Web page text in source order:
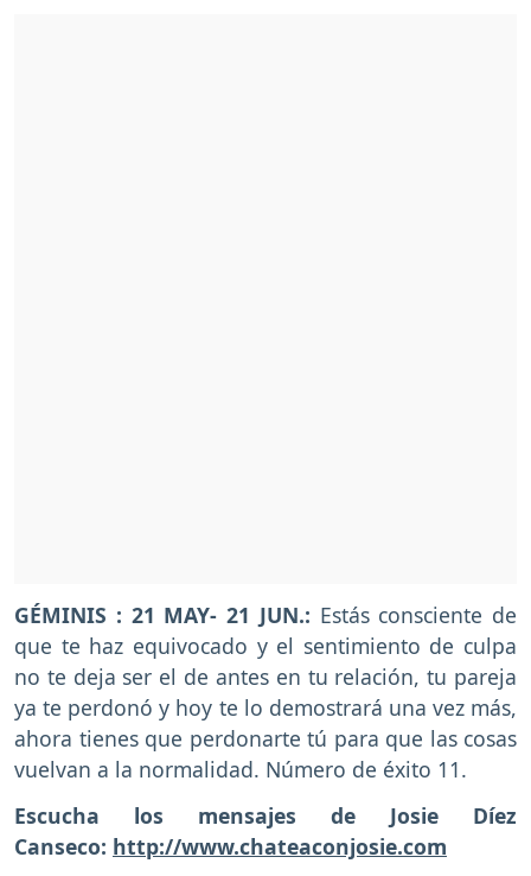
GÉMINIS : 21 MAY- 21 JUN.: Estás consciente de
que te haz equivocado y el sentimiento de culpa
no te deja ser el de antes en tu relación, tu pareja
ya te perdonó y hoy te lo demostrará una vez más,
ahora tienes que perdonarte tú para que las cosas
vuelvan a la normalidad. Número de éxito 11.
Escucha los mensajes de Josie Díez
Canseco: http://www.chateaconjosie.com